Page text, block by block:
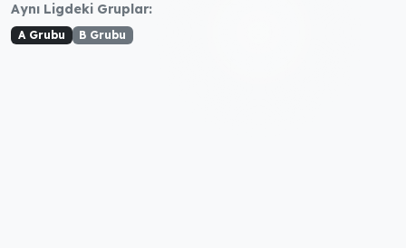
Aynı Ligdeki Gruplar:
A Grubu B Grubu